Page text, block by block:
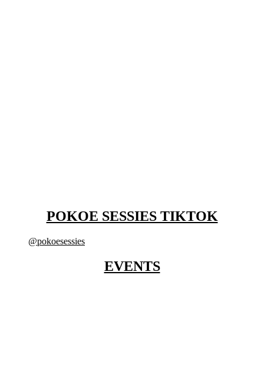
POKOE SESSIES TIKTOK
@pokoesessies
EVENTS